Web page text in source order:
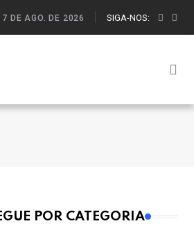
DE AGO. DE 2026 SIGA-NOS:
VISTOSPOR CATEGORIA